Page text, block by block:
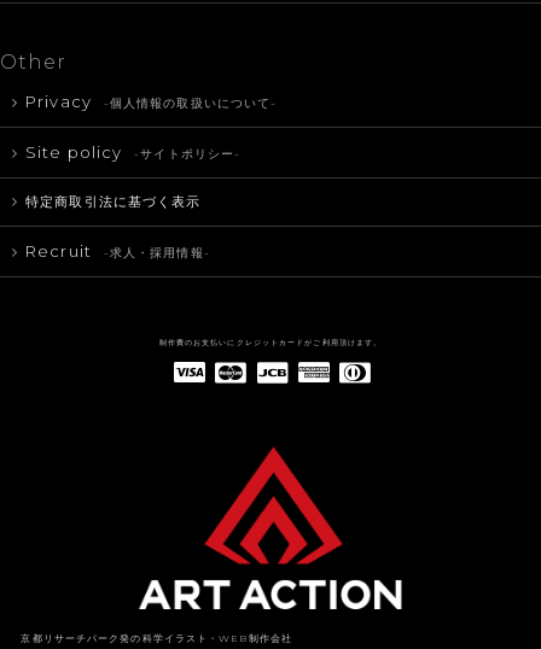
Other
Privacy -個人情報の取扱いについて-
Site policy -サイトポリシー-
特定商取引法に基づく表示
Recruit -求人・採用情報-
制作費のお支払いにクレジットカードがご利用頂けます。
京都リサーチパーク発の科学イラスト・WEB制作会社